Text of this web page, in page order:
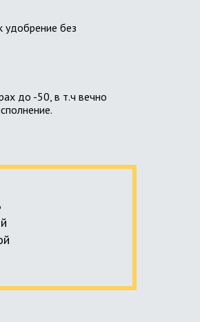
удобрение без
до -50, в т.ч вечно